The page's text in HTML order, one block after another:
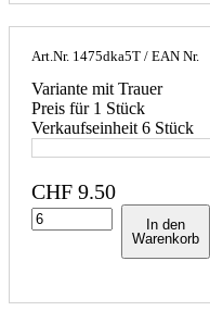
Art.Nr. 1475dka5T / EAN Nr.
Variante mit Trauer
Preis für 1 Stück
Verkaufseinheit 6 Stück
CHF 9.50
In den
Warenkorb